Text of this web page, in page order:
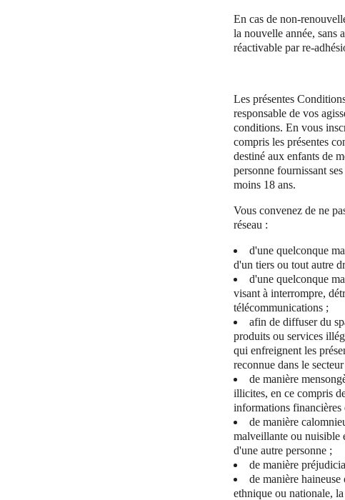
En cas de non-
la nouvelle année, sans
réactivable par re-
Les présentes
responsable de vos
conditions. En vous
compris les présentes
destiné aux enfants de
personne fournissant
moins 18 ans.
Vous convenez de ne
réseau :
d'une quelconque
d'un tiers ou tout autre
d'une quelconque
visant à interrompre,
télécommunications ;
afin de diffuser du
produits ou services
qui enfreignent les
reconnue dans le
de manière
illicites, en ce compris
informations financières
de manière
malveillante ou nuisible
d'une autre personne ;
de manière
de manière
ethnique ou nationale,